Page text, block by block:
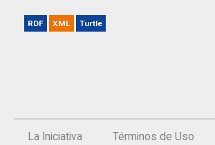
RDF XML Turtle
La Iniciativa Términos de Uso